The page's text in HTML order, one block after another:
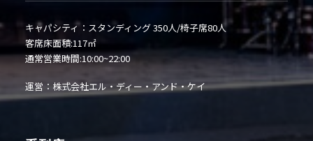
キャパシティ：スタンディング 350人/椅子席80人
客席床面積:117㎡
通常営業時間:10:00~22:00
運営：株式会社エル・ディー・アンド・ケイ